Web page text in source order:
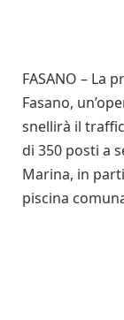
FASANO – La
Fasano,
snellirà il
di 350 posti a
Marina, in
piscina